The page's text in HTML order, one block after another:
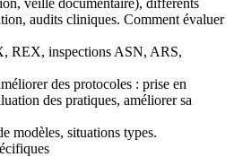
audits cliniques. Comment évaluer
REX, inspections ASN, ARS,
des protocoles : prise en
des pratiques, améliorer sa
modèles, situations types.